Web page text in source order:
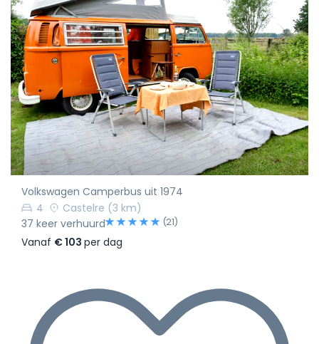
Volkswagen Camperbus uit 1974
4
Castelre (3 km)
37 keer verhuurd
(21)
Vanaf € 103 per dag